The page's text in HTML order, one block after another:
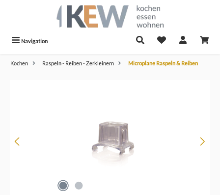
Navigation
Kochen Raspeln - Reiben - Zerkleinern Microplane Raspeln & Reiben